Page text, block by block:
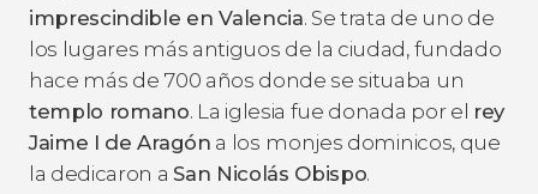
imprescindible en Valencia. Se trata de uno de
los lugares más antiguos de la ciudad, fundado
hace más de 700 años donde se situaba un
templo romano. La iglesia fue donada por el rey
Jaime I de Aragón a los monjes dominicos, que
la dedicaron a San Nicolás Obispo.